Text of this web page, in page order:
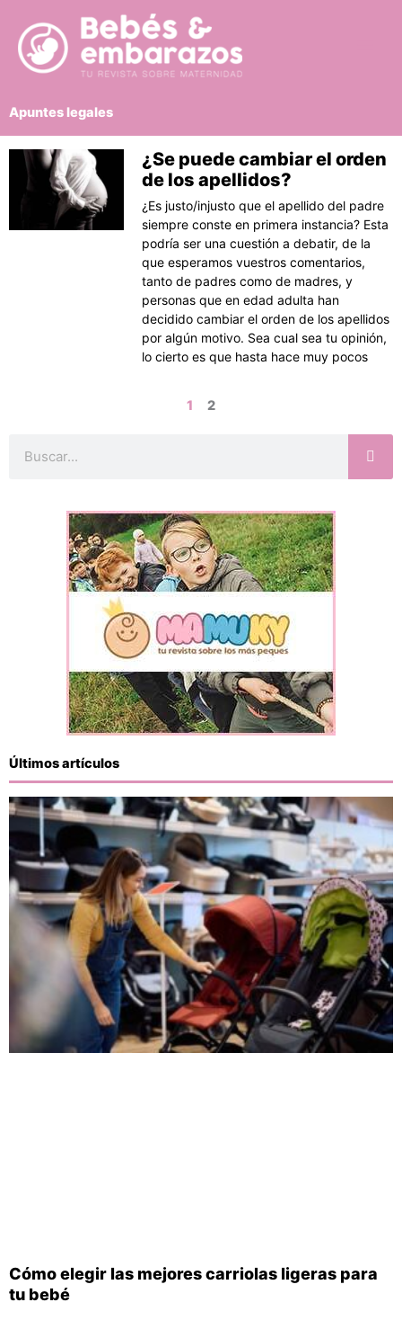
contenido
Apuntes legales
¿Se puede cambiar el orden
de los apellidos?
¿Es justo/injusto que el apellido del padre
siempre conste en primera instancia? Esta
podría ser una cuestión a debatir, de la
que esperamos vuestros comentarios,
tanto de padres como de madres, y
personas que en edad adulta han
decidido cambiar el orden de los apellidos
por algún motivo. Sea cual sea tu opinión,
lo cierto es que hasta hace muy pocos
Página
1
Página
2
Últimos artículos
Cómo elegir las mejores carriolas ligeras para
tu bebé